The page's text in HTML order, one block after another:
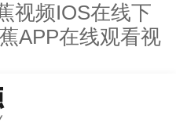
视频IOS在线下
APP在线观看视